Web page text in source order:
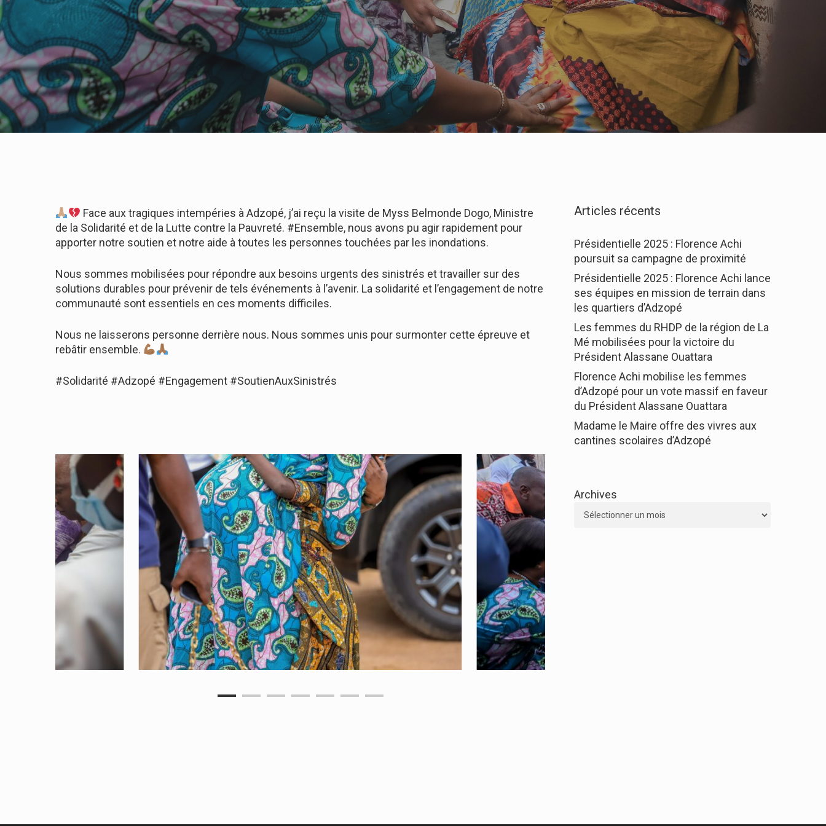
Face aux tragiques intempéries à Adzopé, j’ai reçu la visite de Myss Belmonde Dogo, Ministre
de la Solidarité et de la Lutte contre la Pauvreté. #Ensemble, nous avons pu agir rapidement pour
apporter notre soutien et notre aide à toutes les personnes touchées par les inondations.
Nous sommes mobilisées pour répondre aux besoins urgents des sinistrés et travailler sur des
solutions durables pour prévenir de tels événements à l’avenir. La solidarité et l’engagement de notre
communauté sont essentiels en ces moments difficiles.
Nous ne laisserons personne derrière nous. Nous sommes unis pour surmonter cette épreuve et
rebâtir ensemble.
#Solidarité #Adzopé #Engagement #SoutienAuxSinistrés
Articles récents
Présidentielle 2025 : Florence Achi
poursuit sa campagne de proximité
Présidentielle 2025 : Florence Achi lance
ses équipes en mission de terrain dans
les quartiers d’Adzopé
Les femmes du RHDP de la région de La
Mé mobilisées pour la victoire du
Président Alassane Ouattara
Florence Achi mobilise les femmes
d’Adzopé pour un vote massif en faveur
du Président Alassane Ouattara
Madame le Maire offre des vivres aux
cantines scolaires d’Adzopé
Archives